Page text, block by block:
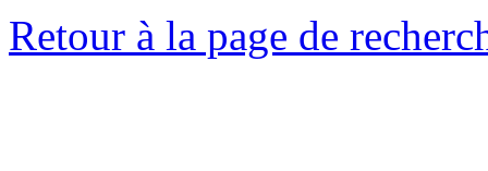
Retour à la page de